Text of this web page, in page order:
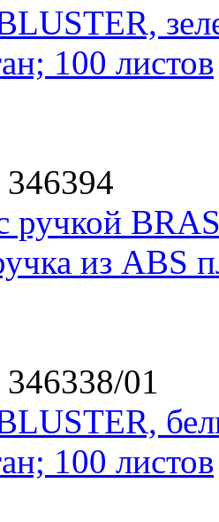
100 листов
ручкой
из ABS
01
100 листов